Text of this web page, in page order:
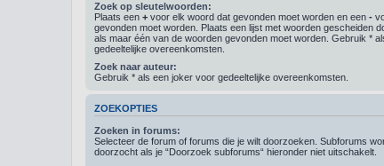
Zoek op sleutelwoorden:
Plaats een + voor elk woord dat gevonden moet worden en een -
gevonden moet worden. Plaats een lijst met woorden gescheiden
als maar één van de woorden gevonden moet worden. Gebruik *
gedeeltelijke overeenkomsten.
Zoek naar auteur:
Gebruik * als een joker voor gedeeltelijke overeenkomsten.
ZOEKOPTIES
Zoeken in forums:
Selecteer de forum of forums die je wilt doorzoeken. Subforums
doorzocht als je “Doorzoek subforums“ hieronder niet uitschakelt.